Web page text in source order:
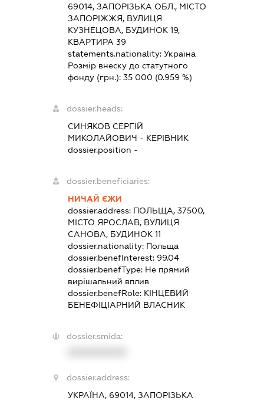
69014, ЗАПОРІЗЬКА ОБЛ., МІСТО
ЗАПОРІЖЖЯ, ВУЛИЦЯ
КУЗНЕЦОВА, БУДИНОК 19,
КВАРТИРА 39
statements.nationality: Україна
Розмір внеску до статутного
фонду (грн.): 35 000 (0.959 %)
dossier.heads:
СИНЯКОВ СЕРГІЙ
МИКОЛАЙОВИЧ - КЕРІВНИК
dossier.position -
dossier.beneficiaries:
НИЧАЙ ЄЖИ
dossier.address: ПОЛЬЩА, 37500,
МІСТО ЯРОСЛАВ, ВУЛИЦЯ
САНОВА, БУДИНОК 11
dossier.nationality: Польща
dossier.benefInterest: 99.04
dossier.benefType: Не прямий
вирішальний вплив
dossier.benefRole: КІНЦЕВИЙ
БЕНЕФІЦІАРНИЙ ВЛАСНИК
dossier.smida:
dossier.address:
УКРАЇНА, 69014, ЗАПОРІЗЬКА